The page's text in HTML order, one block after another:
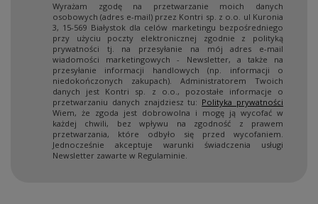
Wyrażam zgodę na przetwarzanie moich danych
osobowych (adres e-mail) przez Kontri sp. z o.o. ul Kuronia
3, 15-569 Białystok dla celów marketingu bezpośredniego
przy użyciu poczty elektronicznej zgodnie z polityką
prywatności tj. na przesyłanie na mój adres e-mail
wiadomości marketingowych - Newsletter, a także na
przesyłanie informacji handlowych (np. informacji o
niedokończonych zakupach). Administratorem Twoich
danych jest Kontri sp. z o.o., pozostałe informacje o
przetwarzaniu danych znajdziesz tu: Polityka prywatności
Wiem, że zgoda jest dobrowolna i mogę ją wycofać w
każdej chwili, bez wpływu na zgodność z prawem
przetwarzania, które odbyło się przed wycofaniem.
Jednocześnie akceptuje warunki świadczenia usługi
Newsletter zawarte w Regulaminie.